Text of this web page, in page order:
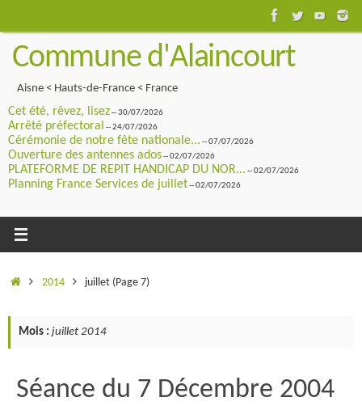
au
contenu
Commune d'Alaincourt
Aisne < Hauts-de-France < France
Cet été, rêvez, lisez-- 30/07/2026
Arrêté préfectoral -- 24/07/2026
Cérémonie de notre fête nationale... -- 07/07/2026
Ouverture des antennes ados-- 02/07/2026
PLATEFORME DE REPIT HANDICAP DU NOR... -- 02/07/2026
Planning France Services de juillet-- 02/07/2026
Accueil
2014 juillet(Page 7)
Mois : juillet 2014
Séance du 7 Décembre 2004